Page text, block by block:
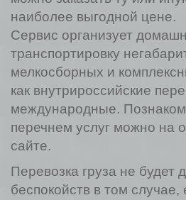
наиболее выгодной цене.
Сервис организует
транспортировку
мелкосборных и
как внутрироссийские
международные.
перечнем услуг можно на
сайте.
Перевозка груза не будет
беспокойств в том случае,